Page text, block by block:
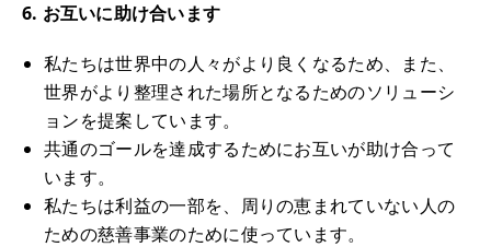
6. お互いに助け合います
私たちは世界中の人々がより良くなるため、また、
世界がより整理された場所となるためのソリューシ
ョンを提案しています。
共通のゴールを達成するためにお互いが助け合って
います。
私たちは利益の一部を、周りの恵まれていない人の
ための慈善事業のために使っています。